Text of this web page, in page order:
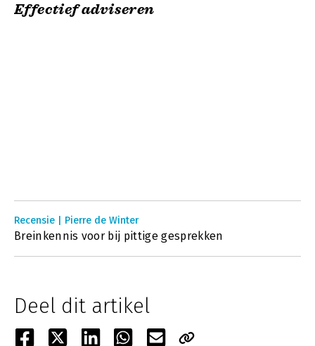
Effectief adviseren
Recensie | Pierre de Winter
Breinkennis voor bij pittige gesprekken
Deel dit artikel